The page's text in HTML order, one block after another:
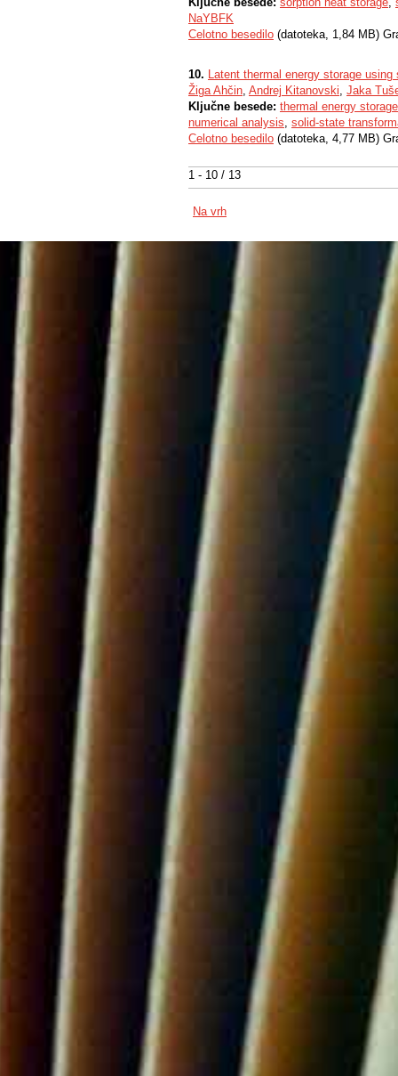
1 - 10 / 13
NaYBFK
Celotno besedilo (datoteka, 1,84 MB)
10. Latent thermal energy storage
Žiga Ahčin, Andrej Kitanovski, Jaka
Ključne besede: thermal energy storage
numerical analysis, solid-state
Celotno besedilo (datoteka, 4,77 MB)
Na vrh